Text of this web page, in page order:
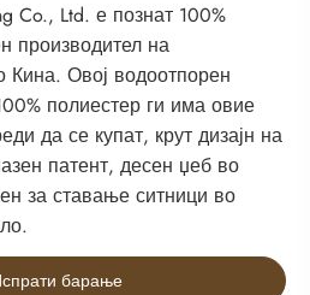
Co., Ltd. е познат 100%
производител на
Кина. Овој водоотпорен
полиестер ги има овие
да се купат, крут дизајн на
патент, десен џеб во
за ставање ситници во
барање